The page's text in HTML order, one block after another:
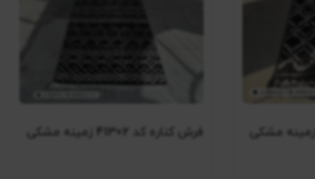
فرش کناره کد 41302 زمینه مشکی